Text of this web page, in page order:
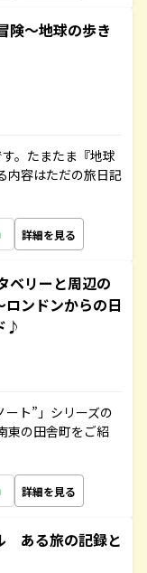
険～地球の歩き
。たまたま『地球
内容はただの旅日記
詳細を見る
ベリーと周辺の
ンドンからの日
♪
ト”」シリーズの
東の田舎町をご紹
詳細を見る
ある旅の記録と